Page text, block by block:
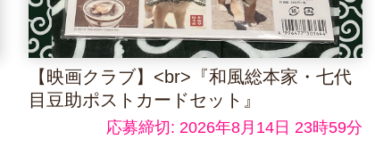
【映画クラブ】<br>『和風総本家・七代
目豆助ポストカードセット』
応募締切: 2026年8月14日 23時59分